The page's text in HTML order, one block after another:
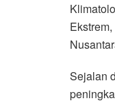
Sejalan